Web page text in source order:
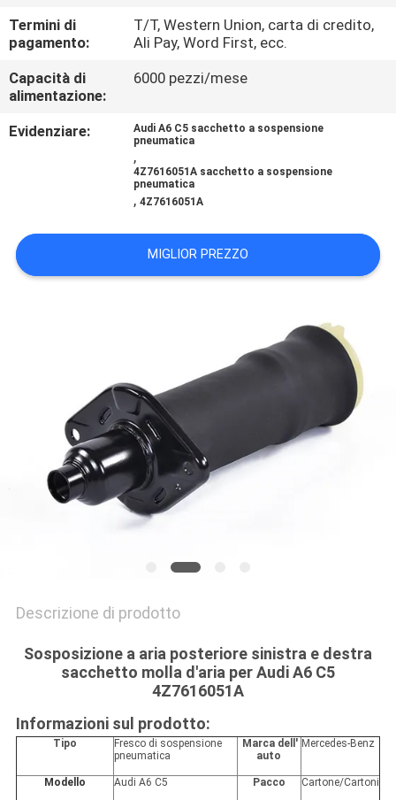
RICHIEDA
UNA
CITAZIONE
MAPPA
PRIVACY
POLICY
Termini di
pagamento:
T/T, Western Union, carta di credito,
Ali Pay, Word First, ecc.
Capacità di
alimentazione:
6000 pezzi/mese
Evidenziare:
Audi A6 C5 sacchetto a sospensione
pneumatica
,
4Z7616051A sacchetto a sospensione
pneumatica
,4Z7616051A
MIGLIOR PREZZO
Descrizione di prodotto
Sosposizione a aria posteriore sinistra e destra
sacchetto molla d'aria per Audi A6 C5
4Z7616051A
Informazioni sul prodotto:
Tipo
Fresco di sospensione
pneumatica
Marca dell'
auto
Mercedes-Benz
Modello Audi A6 C5 Pacco Cartone/Cartoni